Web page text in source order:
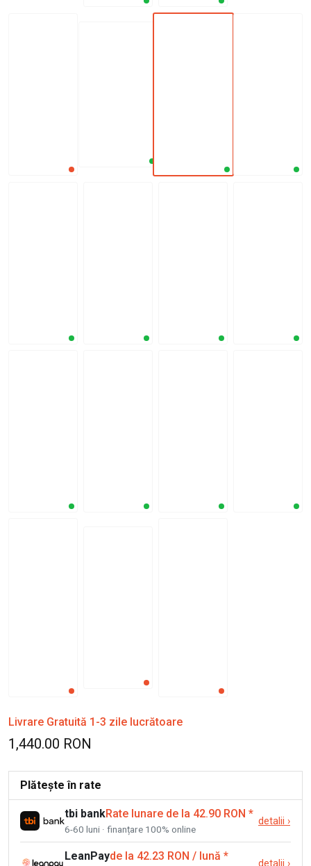
Livrare Gratuită 1-3 zile lucrătoare
1,440.00 RON
Plătește în rate
tbi bankRate lunare de la 42.90 RON *
6-60 luni · finanțare 100% online
detalii ›
LeanPayde la 42.23 RON / lună *